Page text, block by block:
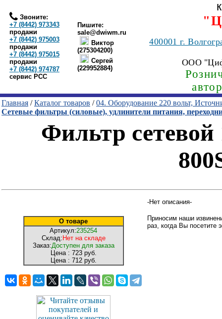
Звоните:
+7 (8442) 973343
продажи
+7 (8442) 975003
продажи
+7 (8442) 975015
продажи
+7 (8442) 974787
сервис РСС
Пишите:
sale@dwiwm.ru
Виктор
(275304200)
Сергей
(229952884)
400001г.
ООО
Главная /Каталог товаров /04. Оборудование 220 вольт,
Сетевые фильтры (силовые), удлинители питания,
Фильтр сетевой
О товаре
Артикул:235254
Склад: Нет на складе
Заказ:Доступен для заказа
Цена : 723 руб.
Цена : 712 руб.
-Нет описания-
Приносим наши
раз, когда Вы посетите